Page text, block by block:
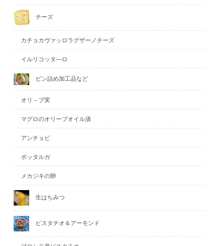
チーズ
カチョカヴァッロラグザーノチーズ
イルリコッタ―ロ
ビン詰め加工品など
オリ－ブ実
マグロのオリーブオイル漬
アンチョビ
ボッタルガ
メカジキの卵
生はちみつ
ピスタチオ＆アーモンド